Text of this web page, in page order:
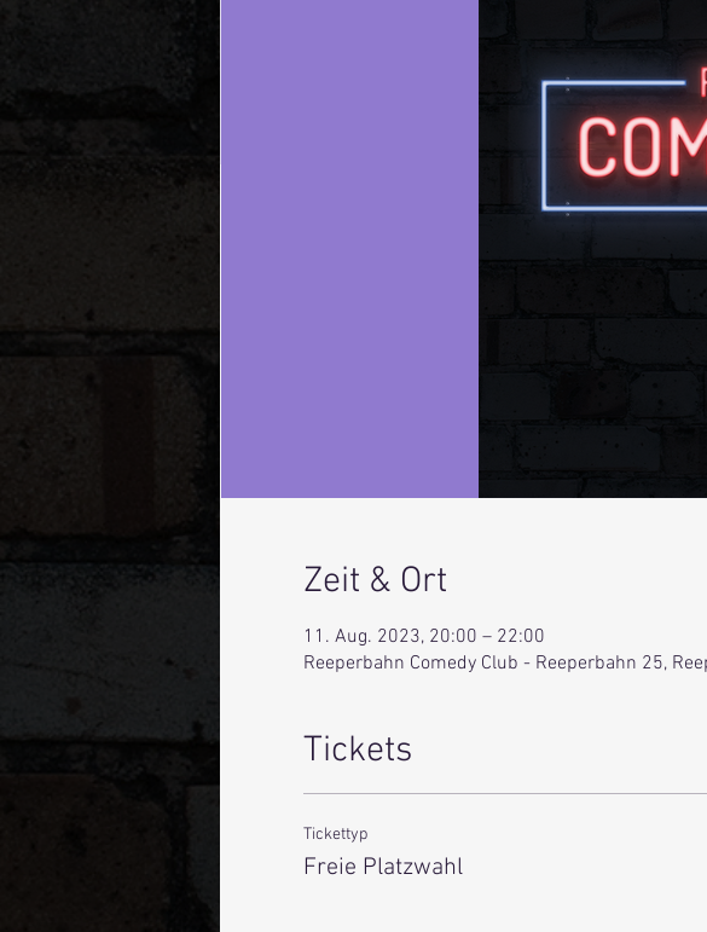
Zeit & Ort
11. Aug. 2023, 20:00 – 22:00
Reeperbahn Comedy Club - Reeperbahn 25,
Tickets
Tickettyp
Freie Platzwahl